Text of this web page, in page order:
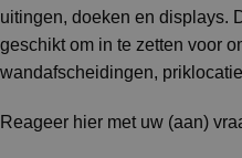
uitingen, doeken en displays.
geschikt om in te zetten voor
wandafscheidingen,
Reageer hier met uw (aan)